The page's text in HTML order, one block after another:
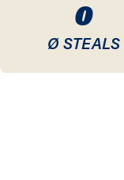
0
Ø STEALS